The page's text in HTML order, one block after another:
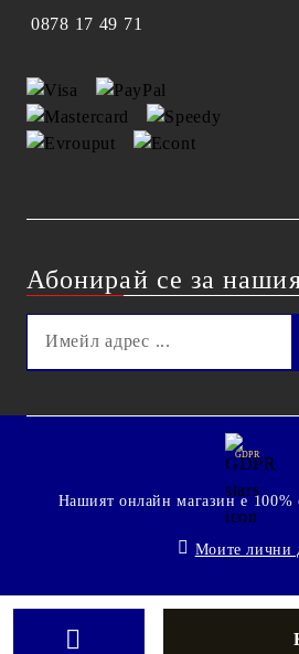
0878 17 49 71
Абонирай се за
GDPR
Нашият онлайн магазин е 100%
Моите лични